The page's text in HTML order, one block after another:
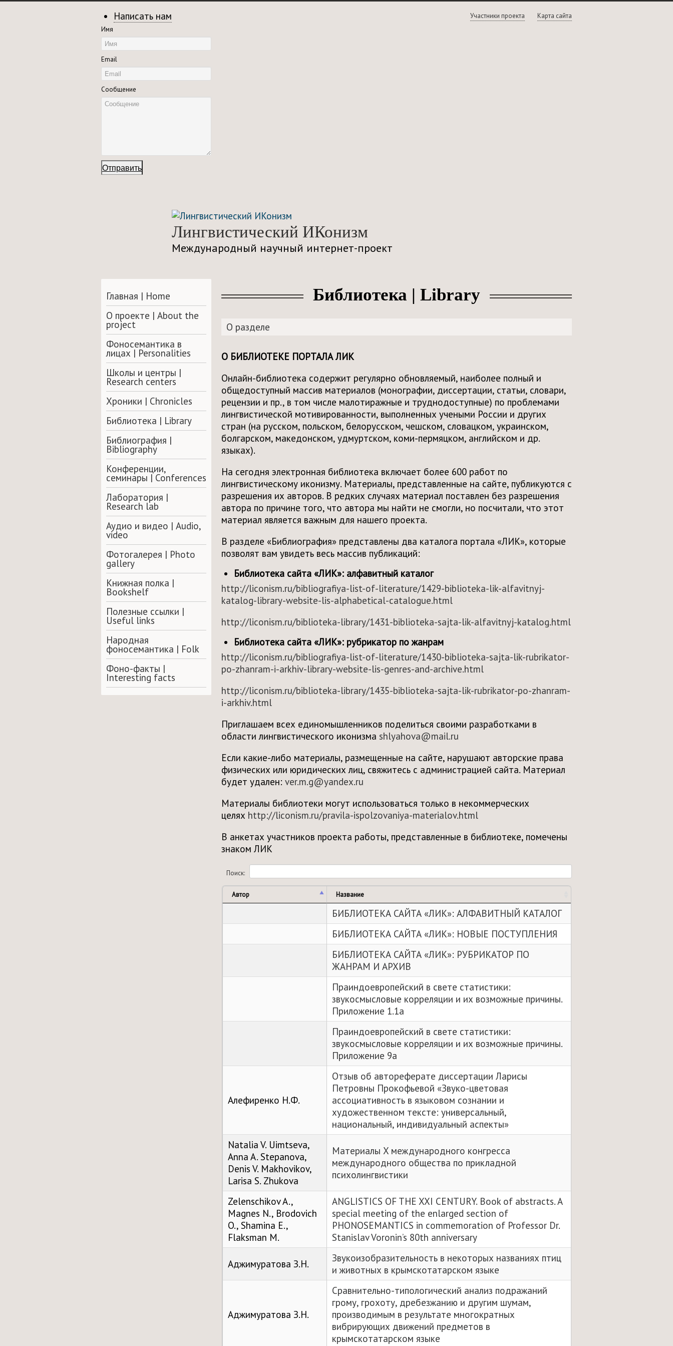
Карта сайта
Участники проекта
Написать нам
Имя
Email
Сообщение
Отправить
Лингвистический ИКонизм
Международный научный интернет-проект
Главная | Home
О проекте | About the
project
Фоносемантика в
лицах | Personalities
Школы и центры |
Research centers
Хроники | Сhronicles
Библиотека | Library
Библиография |
Bibliography
Конференции,
семинары | Conferences
Лаборатория |
Research lab
Аудио и видео | Audio,
video
Фотогалерея | Photo
gallery
Книжная полка |
Bookshelf
Полезные ссылки |
Useful links
Народная
фоносемантика | Folk
Фоно-факты |
Interesting facts
Библиотека | Library
О разделе
О БИБЛИОТЕКЕ ПОРТАЛА ЛИК
Онлайн-библиотека содержит регулярно обновляемый, наиболее полный и
общедоступный массив материалов (монографии, диссертации, статьи, словари,
рецензии и пр., в том числе малотиражные и труднодоступные) по проблемами
лингвистической мотивированности, выполненных учеными России и других
стран (на русском, польском, белорусском, чешском, словацком, украинском,
болгарском, македонском, удмуртском, коми-пермяцком, английском и др.
языках).
На сегодня электронная библиотека включает более 600 работ по
лингвистическому иконизму. Материалы, представленные на сайте, публикуются с
разрешения их авторов. В редких случаях материал поставлен без разрешения
автора по причине того, что автора мы найти не смогли, но посчитали, что этот
материал является важным для нашего проекта.
В разделе «Библиография» представлены два каталога портала «ЛИК», которые
позволят вам увидеть весь массив публикаций:
Библиотека сайта «ЛИК»: алфавитный каталог
http://liconism.ru/bibliografiya-list-of-literature/1429-biblioteka-lik-alfavitnyj-
katalog-library-website-lis-alphabetical-catalogue.html
http://liconism.ru/biblioteka-library/1431-biblioteka-sajta-lik-alfavitnyj-katalog.html
Библиотека сайта «ЛИК»: рубрикатор по жанрам
http://liconism.ru/bibliografiya-list-of-literature/1430-biblioteka-sajta-lik-rubrikator-
po-zhanram-i-arkhiv-library-website-lis-genres-and-archive.html
http://liconism.ru/biblioteka-library/1435-biblioteka-sajta-lik-rubrikator-po-zhanram-
i-arkhiv.html
Приглашаем всех единомышленников поделиться своими разработками в
области лингвистического иконизма shlyahova@mail.ru
Если какие-либо материалы, размещенные на сайте, нарушают авторские права
физических или юридических лиц, свяжитесь с администрацией сайта. Материал
будет удален: ver.m.g@yandex.ru
Материалы библиотеки могут использоваться только в некоммерческих
целях http://liconism.ru/pravila-ispolzovaniya-materialov.html
В анкетах участников проекта работы, представленные в библиотеке, помечены
знаком ЛИК
Поиск:
Автор Название
БИБЛИОТЕКА САЙТА «ЛИК»: АЛФАВИТНЫЙ КАТАЛОГ
БИБЛИОТЕКА САЙТА «ЛИК»: НОВЫЕ ПОСТУПЛЕНИЯ
БИБЛИОТЕКА САЙТА «ЛИК»: РУБРИКАТОР ПО
ЖАНРАМ И АРХИВ
Праиндоевропейский в свете статистики:
звукосмысловые корреляции и их возможные причины.
Приложение 1.1a
Праиндоевропейский в свете статистики:
звукосмысловые корреляции и их возможные причины.
Приложение 9а
Алефиренко Н.Ф.
Отзыв об автореферате диссертации Ларисы
Петровны Прокофьевой «Звуко-цветовая
ассоциативность в языковом сознании и
художественном тексте: универсальный,
национальный, индивидуальный аспекты»
Natalia V. Uimtseva,
Anna A. Stepanova,
Denis V. Makhovikov,
Larisa S. Zhukova
Материалы X международного конгресса
международного общества по прикладной
психолингвистики
Zelenschikov A.,
Magnes N., Brodovich
O., Shamina E.,
Flaksman M.
ANGLISTICS OF THE XXI CENTURY. Book of abstracts. A
special meeting of the enlarged section of
PHONOSEMANTICS in commemoration of Professor Dr.
Stanislav Voronin’s 80th anniversary
Аджимуратова З.Н.
Звукоизобразительность в некоторых названиях птиц
и животных в крымскотатарском языке
Аджимуратова З.Н.
Сравнительно-типологический анализ подражаний
грому, грохоту, дребезжанию и другим шумам,
производимым в результате многократных
вибрирующих движений предметов в
крымскотатарском языке